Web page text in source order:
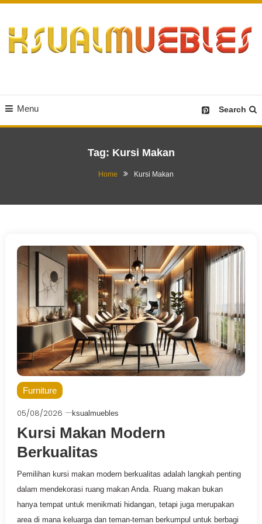
Content
Menu Search
Tag: Kursi Makan
Home Kursi Makan
Furniture
05/08/2026 ksualmuebles
Kursi Makan Modern
Berkualitas
Pemilihan kursi makan modern berkualitas adalah langkah penting
dalam mendekorasi ruang makan Anda. Ruang makan bukan
hanya tempat untuk menikmati hidangan, tetapi juga merupakan
area di mana keluarga dan teman-teman berkumpul untuk berbagi